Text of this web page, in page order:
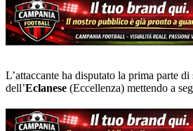
L’attaccante ha disputato la prima parte
dell’Eclanese (Eccellenza) mettendo a